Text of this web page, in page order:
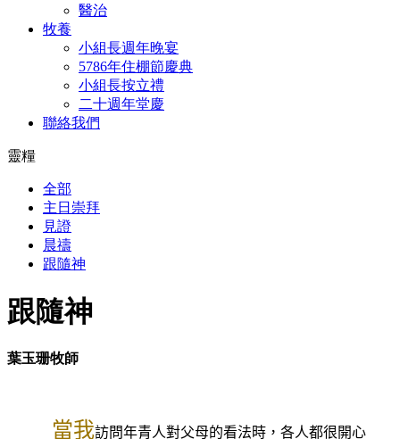
醫治
牧養
小組長週年晚宴
5786年住棚節慶典
小組長按立禮
二十週年堂慶
聯絡我們
靈糧
全部
主日崇拜
見證
晨禱
跟隨神
跟隨神
葉玉珊牧師
當我訪問年青人對父母的看法時，各人都很開心